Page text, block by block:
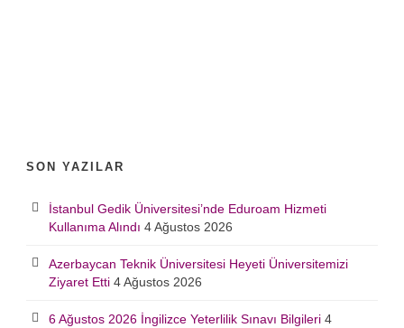
SON YAZILAR
İstanbul Gedik Üniversitesi’nde Eduroam Hizmeti
Kullanıma Alındı 4 Ağustos 2026
Azerbaycan Teknik Üniversitesi Heyeti Üniversitemizi
Ziyaret Etti 4 Ağustos 2026
6 Ağustos 2026 İngilizce Yeterlilik Sınavı Bilgileri 4